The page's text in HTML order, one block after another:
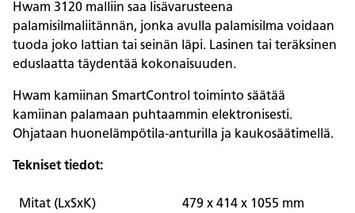
Hwam 3120 malliin saa lisävarusteena
palamisilmaliitännän, jonka avulla palamisilma voidaan
tuoda joko lattian tai seinän läpi. Lasinen tai teräksinen
eduslaatta täydentää kokonaisuuden.
Hwam kamiinan SmartControl toiminto säätää
kamiinan palamaan puhtaammin elektronisesti.
Ohjataan huonelämpötila-anturilla ja kaukosäätimellä.
Tekniset tiedot:
Mitat (LxSxK) 479 x 414 x 1055 mm